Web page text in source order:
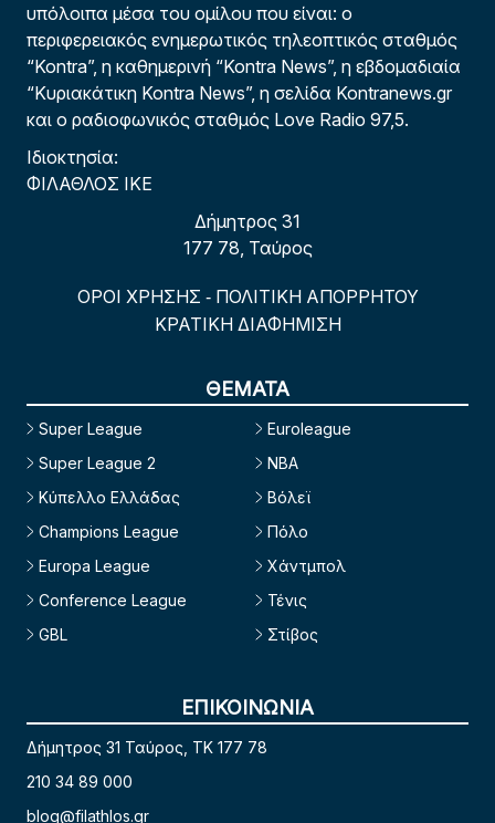
υπόλοιπα μέσα του ομίλου που είναι: ο
περιφερειακός ενημερωτικός τηλεοπτικός σταθμός
“Kontra”, η καθημερινή “Kontra News”, η εβδομαδιαία
“Κυριακάτικη Kontra News”, η σελίδα Kontranews.gr
και ο ραδιοφωνικός σταθμός Love Radio 97,5.
Ιδιοκτησία:
ΦΙΛΑΘΛΟΣ ΙΚΕ
Δήμητρος 31
177 78, Ταύρος
ΟΡΟΙ ΧΡΗΣΗΣ - ΠΟΛΙΤΙΚΗ ΑΠΟΡΡΗΤΟΥ
ΚΡΑΤΙΚΗ ΔΙΑΦΗΜΙΣΗ
ΘΕΜΑΤΑ
Super League
Super League 2
Κύπελλο Ελλάδας
Champions League
Europa League
Conference League
GBL
Euroleague
NBA
Βόλεϊ
Πόλο
Χάντμπολ
Τένις
Στίβος
ΕΠΙΚΟΙΝΩΝΙΑ
Δήμητρος 31 Ταύρος, TK 177 78
210 34 89 000
blog@filathlos.gr